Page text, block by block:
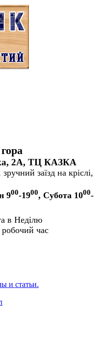
2А, ТЦ КАЗКА
заїзд на кріслі,
900-1900, Субота 1000-
в Неділю
робочий час
и статьи.